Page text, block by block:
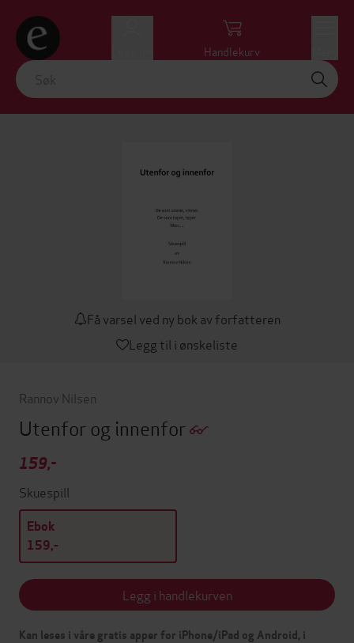
Handlekurv
Få varsel ved ny bok av forfatteren
Legg til i ønskeliste
Rannov Nilsen
Utenfor og innenfor
159,-
Skuespill
Ebok
159,-
Legg i handlekurven
Kan leses i våre gratis apper for iPhone/iPad og Android, i